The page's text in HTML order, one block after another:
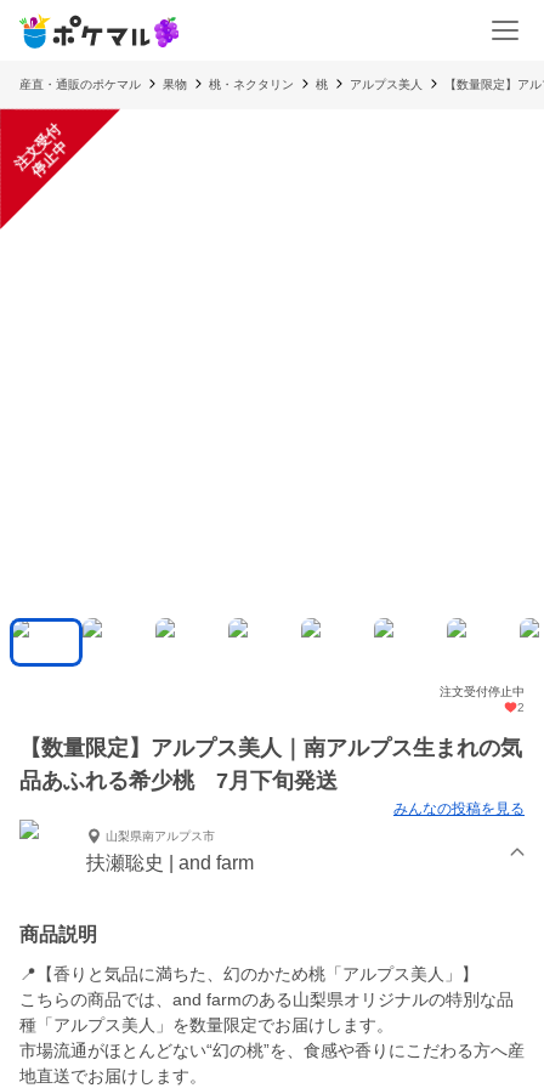
産直・通販のポケマル 果物 桃・ネクタリン 桃 アルプス美人 【数量限定】ア
注
文
受
付
停
止
中
注文受付停止中
2
【数量限定】アルプス美人｜南アルプス生まれの気
品あふれる希少桃 7月下旬発送
みんなの投稿を見る
山梨県南アルプス市
扶瀬聡史 | and farm
商品説明
📍【香りと気品に満ちた、幻のかため桃「アルプス美人」】
こちらの商品では、and farmのある山梨県オリジナルの特別な品
種「アルプス美人」を数量限定でお届けします。
市場流通がほとんどない“幻の桃”を、食感や香りにこだわる方へ産
地直送でお届けします。